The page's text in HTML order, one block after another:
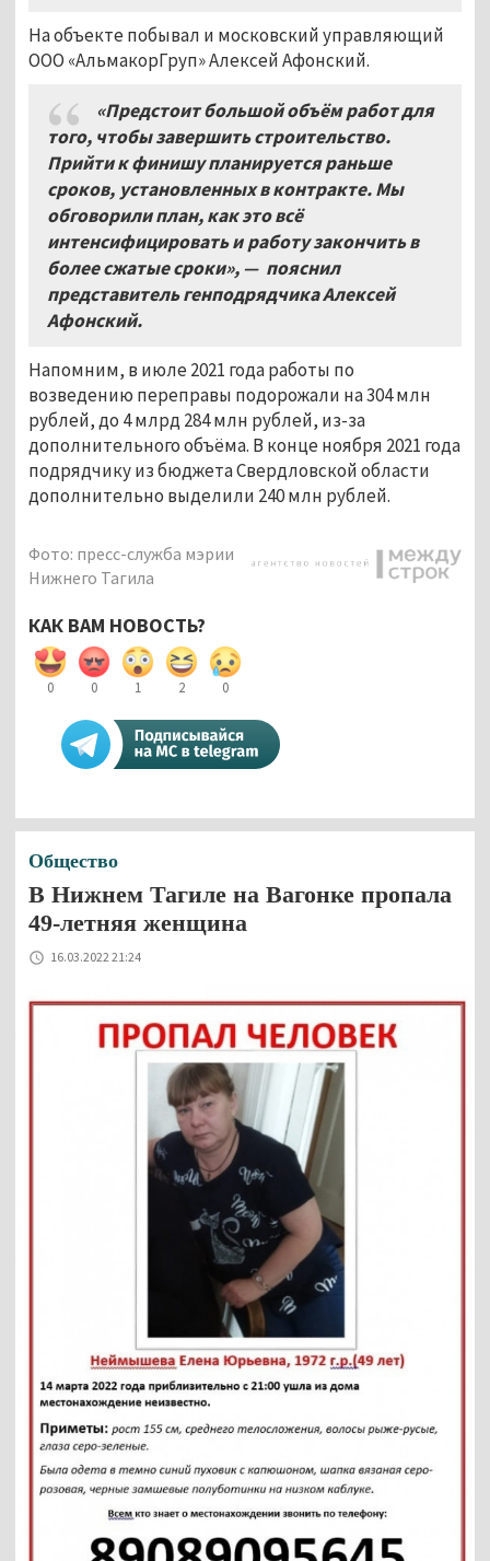
На объекте побывал и московский управляющий
ООО «АльмакорГруп» Алексей Афонский.
«Предстоит большой объём работ для
того, чтобы завершить строительство.
Прийти к финишу планируется раньше
сроков, установленных в контракте. Мы
обговорили план, как это всё
интенсифицировать и работу закончить в
более сжатые сроки», — пояснил
представитель генподрядчика Алексей
Афонский.
Напомним, в июле 2021 года работы по
возведению переправы подорожали на 304 млн
рублей, до 4 млрд 284 млн рублей, из-за
дополнительного объёма. В конце ноября 2021 года
подрядчику из бюджета Свердловской области
дополнительно выделили 240 млн рублей.
Фото: пресс-служба мэрии
Нижнего Тагила
КАК ВАМ НОВОСТЬ?
0 0 1 2 0
Общество
В Нижнем Тагиле на Вагонке пропала
49-летняя женщина
16.03.2022 21:24